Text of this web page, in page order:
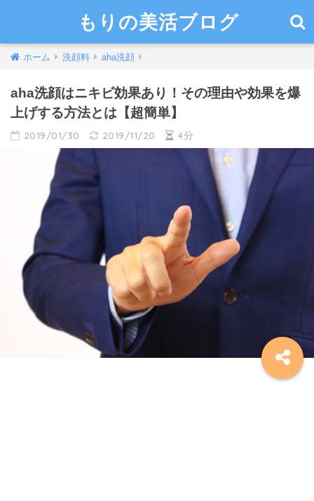
もりの美活ブログ
ホーム 洗顔料 aha洗顔
aha洗顔はニキビ効果あり！その理由や効果を爆
上げする方法とは【超簡単】
2019/01/30 2019/11/20 4分